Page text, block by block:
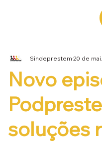
Novo
soluções
Sindeprestem20 de